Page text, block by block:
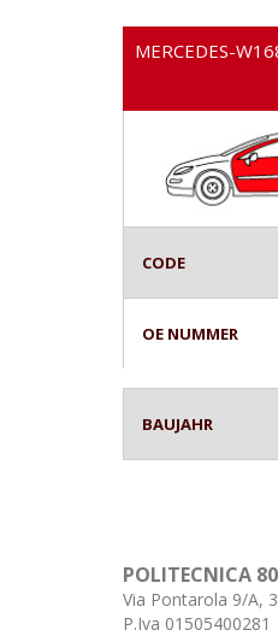
MERCEDES-
CODE
OE NUMMER
BAUJAHR
POLITECNICA
Via Pontarola 9/A,
P.Iva 01505400281